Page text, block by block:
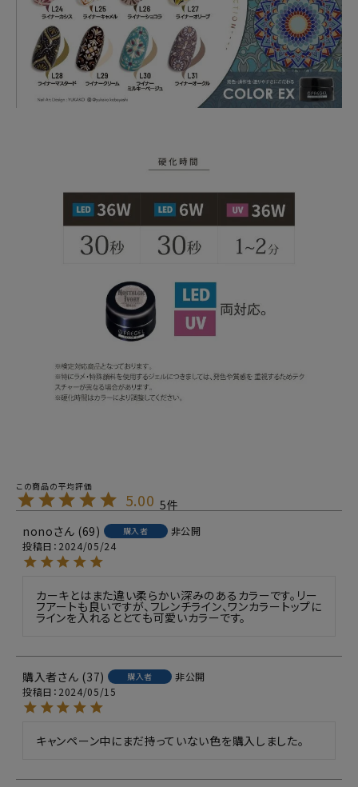
5.00 5
nono
69 購入者
非公開
投稿日
2024/05/24
カーキとはまた違い柔らかい深みのあるカラーです。リー
フアートも良いですが、フレンチライン、ワンカラートップに
ラインを入れるととても可愛いカラーです。
購入者 37 購入者
非公開
投稿日
2024/05/15
キャンペーン中にまだ持っていない色を購入しました。